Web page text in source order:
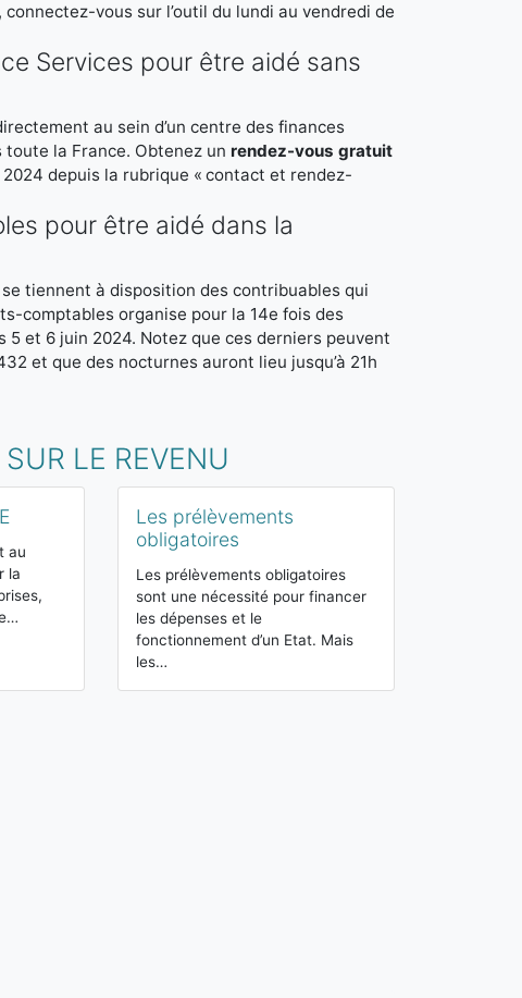
vous sur l’outil du lundi au vendredi de
Services pour être aidé sans
au sein d’un centre des finances
toute la France. Obtenez un rendez-vous gratuit
depuis la rubrique « contact et rendez-
pour être aidé dans la
se tiennent à disposition des contribuables qui
comptables organise pour la 14e fois des
et 6 juin 2024. Notez que ces derniers peuvent
et que des nocturnes auront lieu jusqu’à 21h
LE REVENU
au
la
Les prélèvements
obligatoires
Les prélèvements obligatoires
sont une nécessité pour financer
les dépenses et le
fonctionnement d’un Etat. Mais
les…